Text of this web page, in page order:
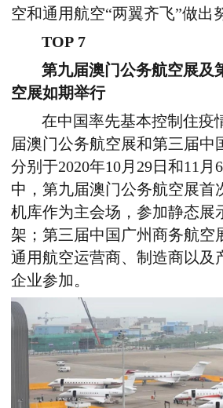
空和通用航空“两翼齐飞”做出
TOP 7
第九届澳门公务航空展及
空展如期举行
在中国率先基本控制住疫
届澳门公务航空展和第三届中
分别于2020年10月29日和11
中，第九届澳门公务航空展首
机库作为主会场，参加静态展
架；第三届中国广州商务航空
通用航空运营商、制造商以及
企业参加。